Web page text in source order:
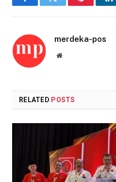
FacebookTwitter Pinterest
merdeka-pos
Website
RELATED POSTS